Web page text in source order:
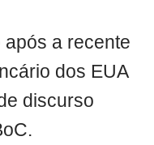
a recente
dos EUA
discurso